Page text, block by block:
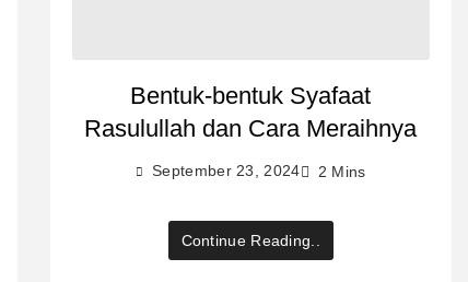
Bentuk-bentuk Syafaat
Rasulullah dan Cara Meraihnya
September 23, 2024 2 Mins
Continue Reading..